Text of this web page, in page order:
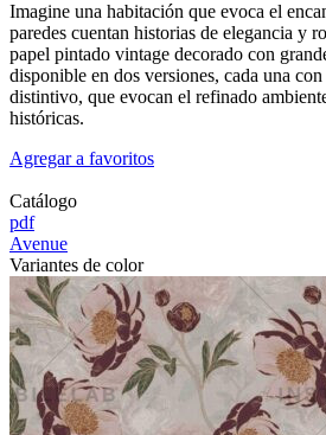
Imagine una habitación que evoca el
paredes cuentan historias de elegancia y
papel pintado vintage decorado con
disponible en dos versiones, cada una
distintivo, que evocan el refinado
históricas.
Agregar a favoritos
Catálogo
pdf
Avenue
Variantes de color